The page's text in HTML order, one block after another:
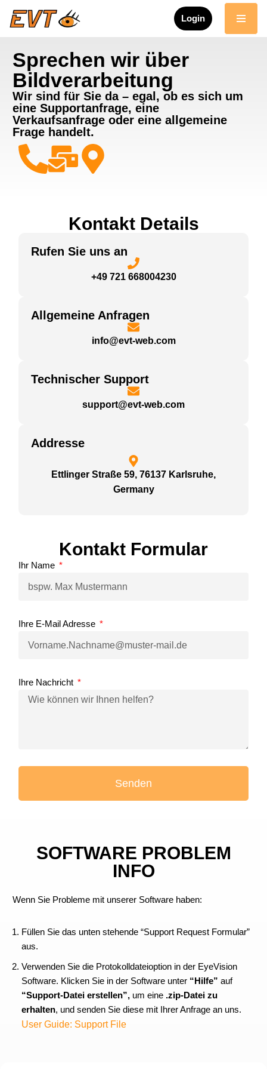
springen
Login
Sprechen wir über
Bildverarbeitung
Wir sind für Sie da – egal, ob es sich um
eine Supportanfrage, eine
Verkaufsanfrage oder eine allgemeine
Frage handelt.
Kontakt Details
Rufen Sie uns an
+49 721 668004230
Allgemeine Anfragen
info@evt-web.com
Technischer Support
support@evt-web.com
Addresse
Ettlinger Straße 59, 76137 Karlsruhe,
Germany
Kontakt Formular
Ihr Name
Ihre E-Mail Adresse
Ihre Nachricht
Senden
SOFTWARE PROBLEM
INFO
Wenn Sie Probleme mit unserer Software haben:
Füllen Sie das unten stehende “Support Request Formular”
aus.
Verwenden Sie die Protokolldateioption in der EyeVision
Software. Klicken Sie in der Software unter “Hilfe” auf
“Support-Datei erstellen”, um eine .zip-Datei zu
erhalten, und senden Sie diese mit Ihrer Anfrage an uns.
User Guide: Support File